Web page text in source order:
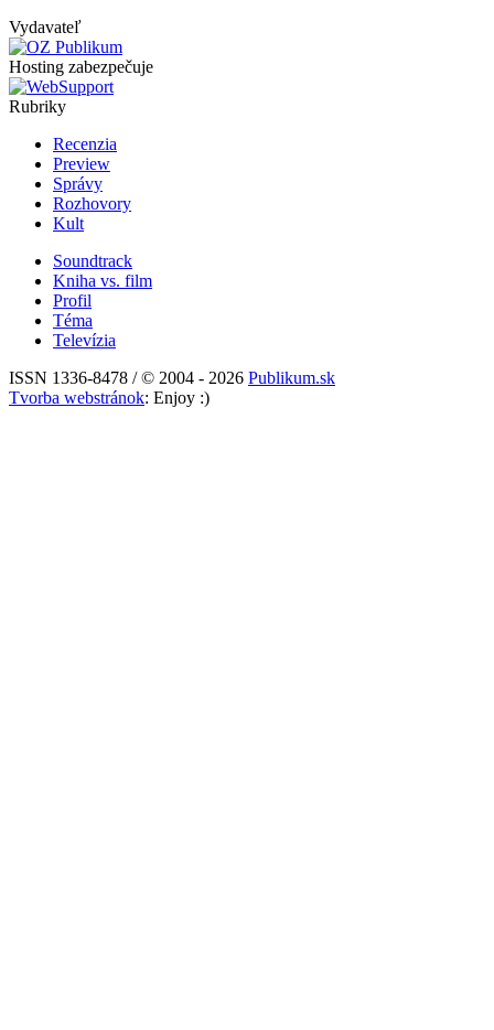
Vydavateľ
Hosting zabezpečuje
Rubriky
Recenzia
Preview
Správy
Rozhovory
Kult
Soundtrack
Kniha vs. film
Profil
Téma
Televízia
ISSN 1336-8478 / © 2004 - 2026 Publikum.sk
Tvorba webstránok: Enjoy :)